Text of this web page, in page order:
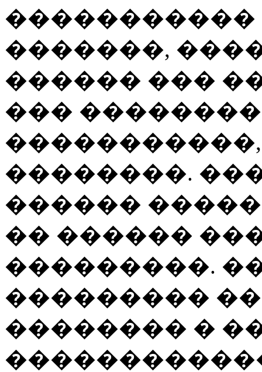
�������,
������ ���
���
��������.
������
�� ������
���������.
���������
�������� �